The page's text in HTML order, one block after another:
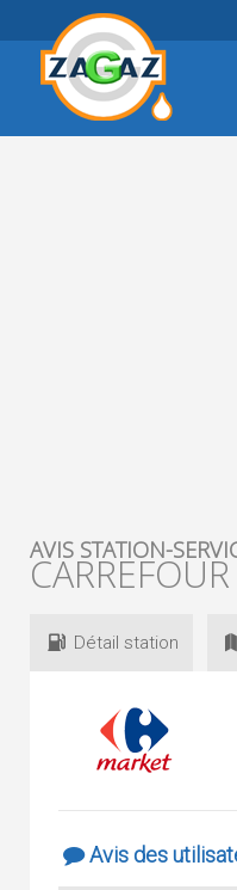
AVIS STATION-
Détail station
Avis des